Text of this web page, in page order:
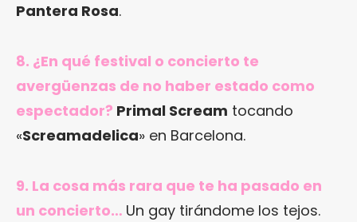
Pantera Rosa.
8. ¿En qué festival o concierto te
avergüenzas de no haber estado como
espectador? Primal Scream tocando
«Screamadelica» en Barcelona.
9. La cosa más rara que te ha pasado en
un concierto… Un gay tirándome los tejos.